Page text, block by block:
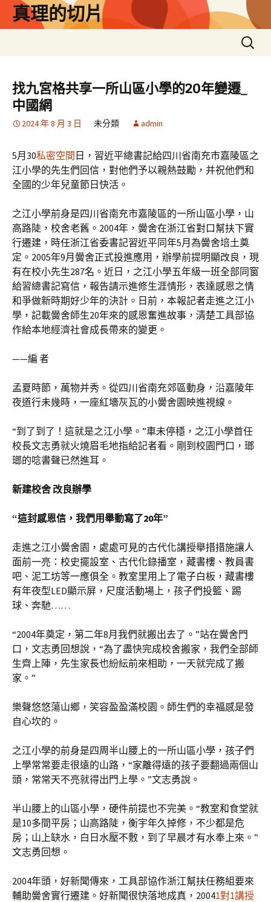
真理的切片
搜
尋
鍵
字:
找九宮格共享一所山區小學的20年變遷_
中國網
2024 年 8 月 3 日 未分類 admin
5月30私密空間 日，習近平總書記給四川省南充市嘉陵區之
江小學的先生們回信，對他們予以親熱鼓勵，并祝他們和
全國的少年兒童節日快活。
之江小學前身是四川省南充市嘉陵區的一所山區小學，山
高路陡，校舍老舊。2004年，黌舍在浙江省對口幫扶下實
行遷建，時任浙江省委書記習近平同年5月為黌舍培土奠
定。2005年9月黌舍正式投進應用，辦學前提明顯改良，現
有在校小先生287名。近日，之江小學五年級一班全部同窗
給習總書記寫信，報告請示進修生涯情形，表達感恩之情
和爭做新時期好少年的決計。日前，本報記者走進之江小
學，記載黌舍師生20年來的感恩奮進故事，清楚工具部協
作給本地經濟社會成長帶來的變更。
——編 者
孟夏時節，萬物并秀。從四川省南充郊區動身，沿嘉陵年
夜道行未幾時，一座紅墻灰瓦的小黌舍園映進視線。
“到了到了！這就是之江小學。”車未停穩，之江小學首任
校長文志勇就火燒眉毛地指給記者看。剛到校園門口，瑯
瑯的唸書聲已然進耳。
新建校舍 改良辦學
“這封感恩信，我們用舉動寫了20年”
走進之江小黌舍園，處處可見的古代化講授舉措措施讓人
面前一亮：校史擺設室、古代化錄播室，藏書樓、教員書
吧、泥工坊等一應俱全。教室里用上了電子白板，藏書樓
有年夜型LED顯示屏，尺度活動場上，孩子們投籃、踢
球、奔馳……
“2004年奠定，第二年8月我們就搬出去了。”站在黌舍門
口，文志勇回想說，“為了盡快完成校舍搬家，我們全部師
生齊上陣，先生家長也紛紜前來相助，一天就完成了搬
家。”
樂聲悠悠蕩山鄉，笑容盈盈滿校園。師生們的幸福感是發
自心坎的。
之江小學的前身是四周半山腰上的一所山區小學，孩子們
上學常常要走很遠的山路，“家離得遠的孩子要翻過兩個山
頭，常常天不亮就得出門上學。”文志勇說。
半山腰上的山區小學，硬件前提也不完美。“教室和食堂就
是10多間平房；山高路陡，衡宇年久掉修，不少都是危
房；山上缺水，白日水壓不敷，到了早晨才有水奉上來。”
文志勇回想。
2004年頭，好新聞傳來，工具部協作浙江幫扶任務組要來
輔助黌舍實行遷建。好新聞很快落地成真，20041對1講授